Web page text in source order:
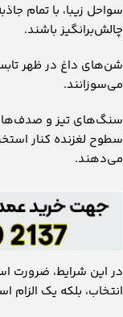
سواحل زیبا، با تمام
چالش‌برانگیز باشند.
شن‌های داغ در ظهر
می‌سوزانند.
سنگ‌های تیز و
سطوح لغزنده کنار
می‌دهند.
در این شرایط، ضرورت
انتخاب، بلکه یک الزام